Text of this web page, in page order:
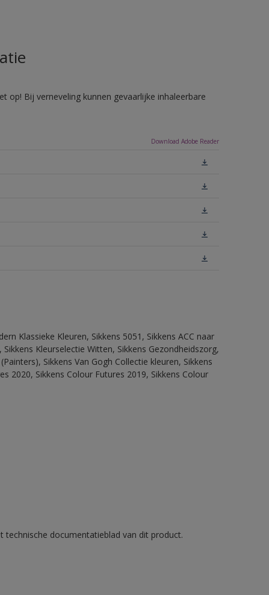
op! Bij verneveling kunnen gevaarlijke inhaleerbare
Download Adobe Reader
Klassieke Kleuren, Sikkens 5051, Sikkens ACC naar
Kleurselectie Witten, Sikkens Gezondheidszorg,
Sikkens Van Gogh Collectie kleuren, Sikkens
2020, Sikkens Colour Futures 2019, Sikkens Colour
documentatieblad van dit product.